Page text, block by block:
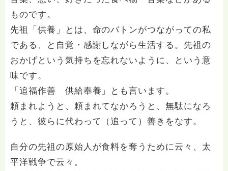
ものです。
先祖「供養」とは、命のバトンがつながっての私
である、と自覚・感謝しながら生活する。先祖の
おかげという気持ちを忘れないように、という意
味です。
「追福作善 供給奉養」とも言います。
頼まれようと、頼まれてなかろうと、無駄になろ
うと、彼らに代わって（追って）善きをなす。
自分の先祖の原始人が食料を奪うために云々、太
平洋戦争で云々。